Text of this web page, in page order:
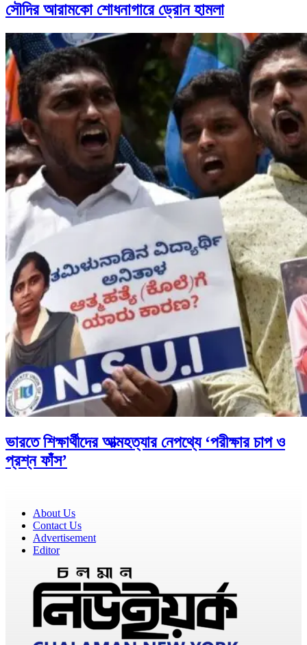
সৌদির আরামকো শোধনাগারে ড্রোন হামলা
ভারতে শিক্ষার্থীদের আত্মহত্যার নেপথ্যে ‘পরীক্ষার চাপ ও
প্রশ্ন ফাঁস’
About Us
Contact Us
Advertisement
Editor